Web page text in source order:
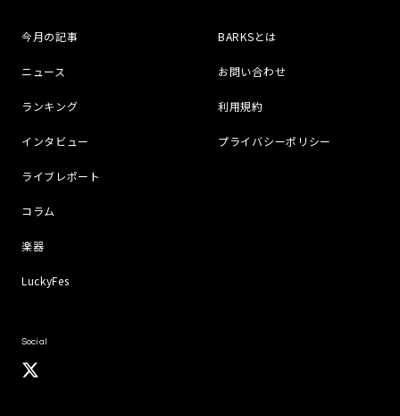
今月の記事
ニュース
ランキング
インタビュー
ライブレポート
コラム
楽器
LuckyFes
BARKSとは
お問い合わせ
利用規約
プライバシーポリシー
Social